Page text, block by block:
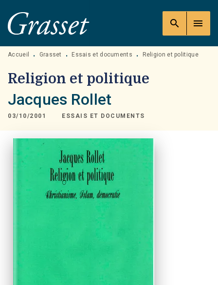
MENU RECHERCHE
PIED DE PAGE
search menu
Accueil • Grasset • Essais et documents • Religion et politique
Religion et politique
Jacques Rollet
03/10/2001 ESSAIS ET DOCUMENTS